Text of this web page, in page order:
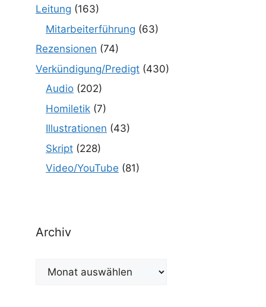
Leitung (163)
Mitarbeiterführung (63)
Rezensionen (74)
Verkündigung/Predigt (430)
Audio (202)
Homiletik (7)
Illustrationen (43)
Skript (228)
Video/YouTube (81)
Archiv
Archiv